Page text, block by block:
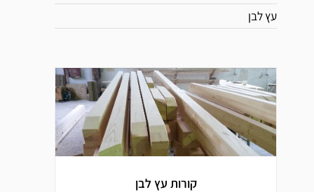
עץ לבן
קורות עץ לבן